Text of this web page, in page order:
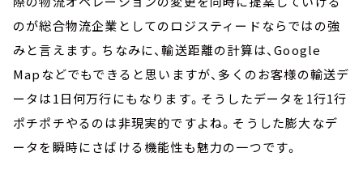
のが総合物流企業としてのロジスティードならではの強
みと言えます。ちなみに、輸送距離の計算は、Google
Mapなどでもできると思いますが、多くのお客様の輸送デ
ータは1日何万行にもなります。そうしたデータを1行1行
ポチポチやるのは非現実的ですよね。そうした膨大なデ
ータを瞬時にさばける機能性も魅力の一つです。